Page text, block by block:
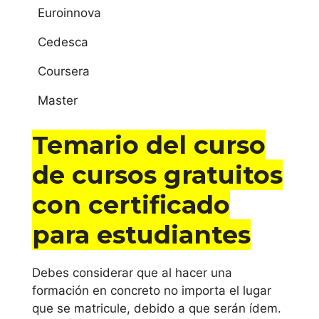
online en
para estudiantes
online en Las
Palmas de Gran
Canaria
estudiar curso
de cursos
gratuitos con
certificado
sidad
Compl
utense
de
Madrid
Univer
Autóno
ma de
Madrid
Euroinnova
Cedesca
Coursera
Master
Temario del curso
de cursos gratuitos
con certificado
para estudiantes
Debes considerar que al hacer una
formación en concreto no importa el lugar
que se matricule, debido a que serán ídem.